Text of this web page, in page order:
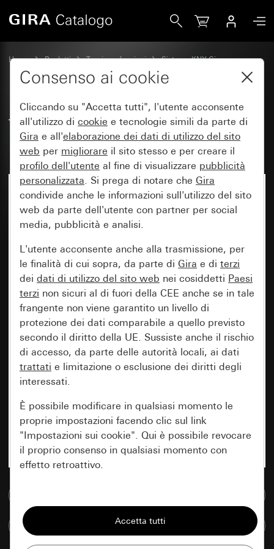
Home Prodotti Tecnica e funzioni
Sistema KNX Gira
Gira KNX RF
Trasmettitore portatile RF 2
moduli per KNX
Confronta articoli
Consenso ai cookie
Cliccando su "Accetta tutti", l'utente acconsente
all'utilizzo di cookie e tecnologie simili da parte di
Gira e all'elaborazione dei dati di utilizzo del sito
web per migliorare il sito stesso e per creare il
profilo dell'utente al fine di visualizzare pubblicità
personalizzata. Si prega di notare che Gira
condivide anche le informazioni sull'utilizzo del sito
web da parte dell'utente con partner per social
media, pubblicità e analisi.
L'utente acconsente anche alla trasmissione, per
le finalità di cui sopra, da parte di Gira e di terzi
dei dati di utilizzo del sito web nei cosiddetti Paesi
terzi non sicuri al di fuori della CEE anche se in tale
frangente non viene garantito un livello di
protezione dei dati comparabile a quello previsto
secondo il diritto della UE. Sussiste anche il rischio
di accesso, da parte delle autorità locali, ai dati
trattati e limitazione o esclusione dei diritti degli
interessati.
È possibile modificare in qualsiasi momento le
proprie impostazioni facendo clic sul link
"Impostazioni sui cookie". Qui è possibile revocare
il proprio consenso in qualsiasi momento con
effetto retroattivo.
Tutti i cookie necessari per poter mostrare la
pagina.